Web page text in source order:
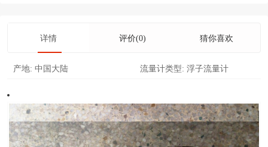
详情 评价(0) 猜你喜欢
产地: 中国大陆 流量计类型: 浮子流量计